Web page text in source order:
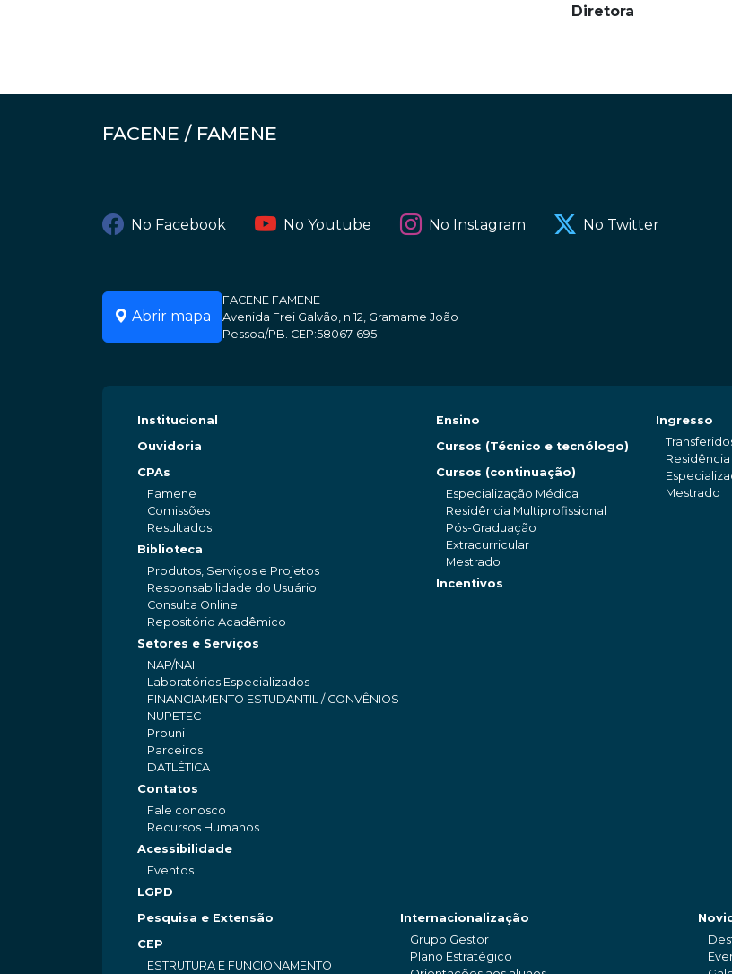
Diretora
FACENE / FAMENE
No Facebook No Youtube No Instagram No Twitter
Abrir mapa
FACENE FAMENE
Avenida Frei Galvão, n 12, Gramame João
Pessoa/PB. CEP:58067-695
Institucional
Ouvidoria
CPAs
Famene
Comissões
Resultados
Biblioteca
Produtos, Serviços e Projetos
Responsabilidade do Usuário
Consulta Online
Repositório Acadêmico
Setores e Serviços
NAP/NAI
Laboratórios Especializados
FINANCIAMENTO ESTUDANTIL / CONVÊNIOS
NUPETEC
Prouni
Parceiros
DATLÉTICA
Contatos
Fale conosco
Recursos Humanos
Acessibilidade
Eventos
LGPD
Ensino
Cursos (Técnico e tecnólogo)
Cursos (continuação)
Especialização Médica
Residência Multiprofissional
Pós-Graduação
Extracurricular
Mestrado
Incentivos
Ingresso
Mestrado
Pesquisa e Extensão
CEP
ESTRUTURA E FUNCIONAMENTO
Internacionalização
Grupo Gestor
Plano Estratégico